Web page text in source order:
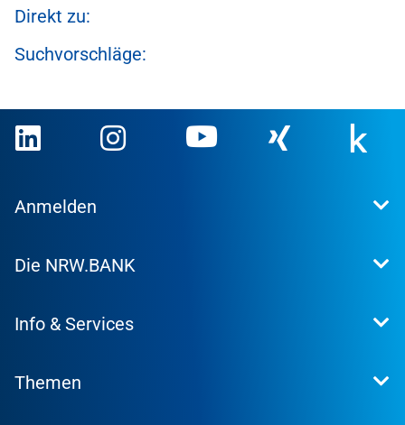
Direkt zu:
Suchvorschläge:
Anmelden
Kundenportal
Die NRW.BANK
Presse
Research
Info & Services
Produktsuche
Themen